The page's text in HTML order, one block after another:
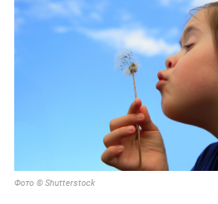
Фото © Shutterstock